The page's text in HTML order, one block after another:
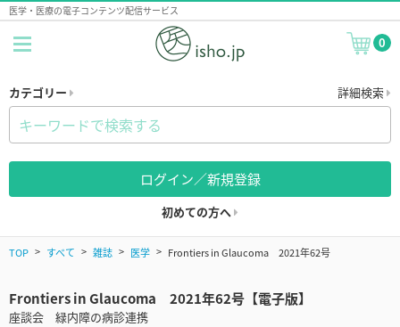
医学・医療の電子コンテンツ配信サービス
0
カテゴリー 詳細検索
ログイン／新規登録
初めての方へ
TOP すべて 雑誌 医学 Frontiers in Glaucoma 2021年62号
Frontiers in Glaucoma 2021年62号【電子版】
座談会 緑内障の病診連携